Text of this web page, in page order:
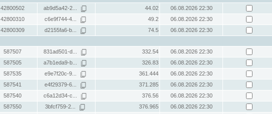
42800502 ab9d5a42-2... 44.02
06.08.2026 22:30
42800310 c6e9f744-4... 49.2
06.08.2026 22:30
42800309 d2155fa6-b... 74.5
06.08.2026 22:30
587507 831ad501-d... 332.54
06.08.2026 22:30
587505 a7b1eda9-b... 326.83
06.08.2026 22:30
587535 e9e7f20c-9... 361.444
06.08.2026 22:30
587541 e4f29379-6... 371.285
06.08.2026 22:30
587540 c6a12d34-c... 376.56
06.08.2026 22:30
587550 3bfcf759-2... 376.965
06.08.2026 22:30